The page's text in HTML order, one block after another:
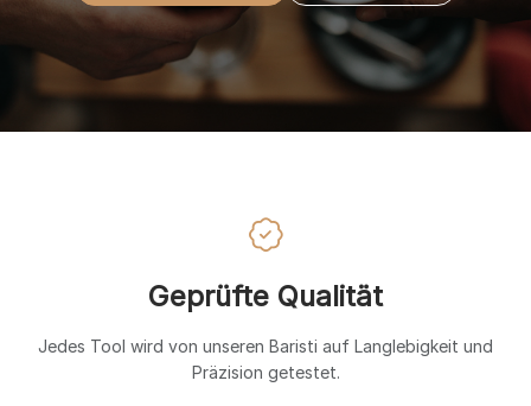
Geprüfte Qualität
Jedes Tool wird von unseren Baristi auf Langlebigkeit und
Präzision getestet.